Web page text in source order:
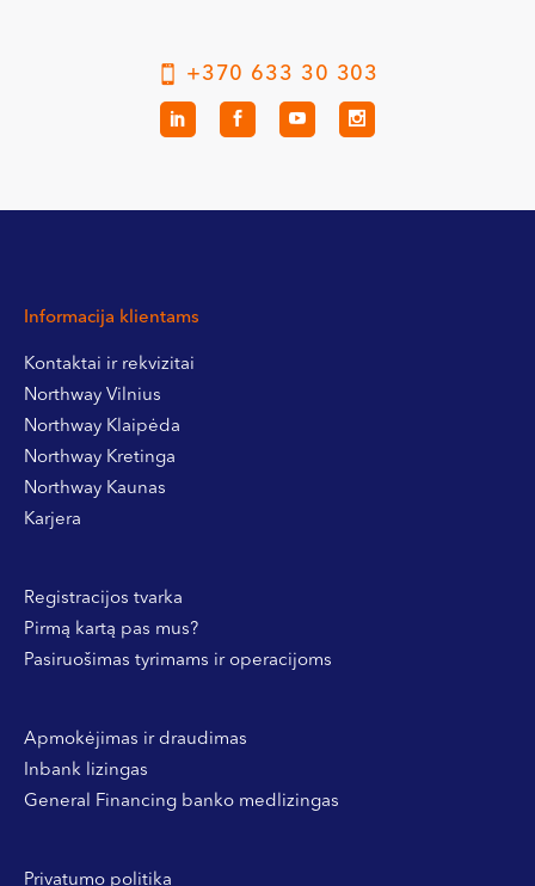
+370 633 30 303
Informacija klientams
Kontaktai ir rekvizitai
Northway Vilnius
Northway Klaipėda
Northway Kretinga
Northway Kaunas
Karjera
Registracijos tvarka
Pirmą kartą pas mus?
Pasiruošimas tyrimams ir operacijoms
Apmokėjimas ir draudimas
Inbank lizingas
General Financing banko medlizingas
Privatumo politika